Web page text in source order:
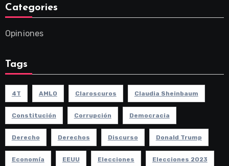
Categories
Opiniones
Tags
4T AMLO Claroscuros Claudia Sheinbaum
Constitución Corrupción Democracia
Derecho Derechos Discurso Donald Trump
Economía EEUU Elecciones Elecciones 2023